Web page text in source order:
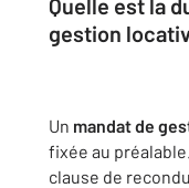
Quelle est la
gestion
Un mandat de
fixée au
clause de